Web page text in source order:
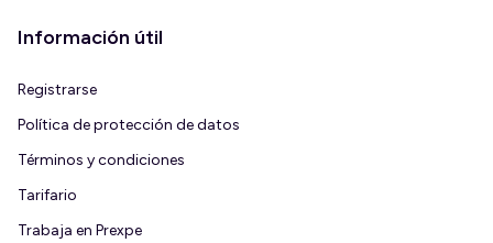
Información útil
Registrarse
Política de protección de datos
Términos y condiciones
Tarifario
Trabaja en Prexpe